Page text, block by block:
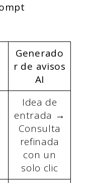
Generado
r de avisos
AI
Idea de
entrada →
Consulta
refinada
con un
solo clic